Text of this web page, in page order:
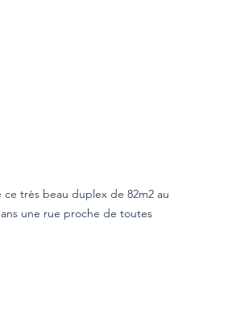
ce très beau duplex de 82m2 au
une rue proche de toutes